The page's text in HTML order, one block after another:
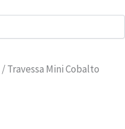
/ Travessa Mini Cobalto